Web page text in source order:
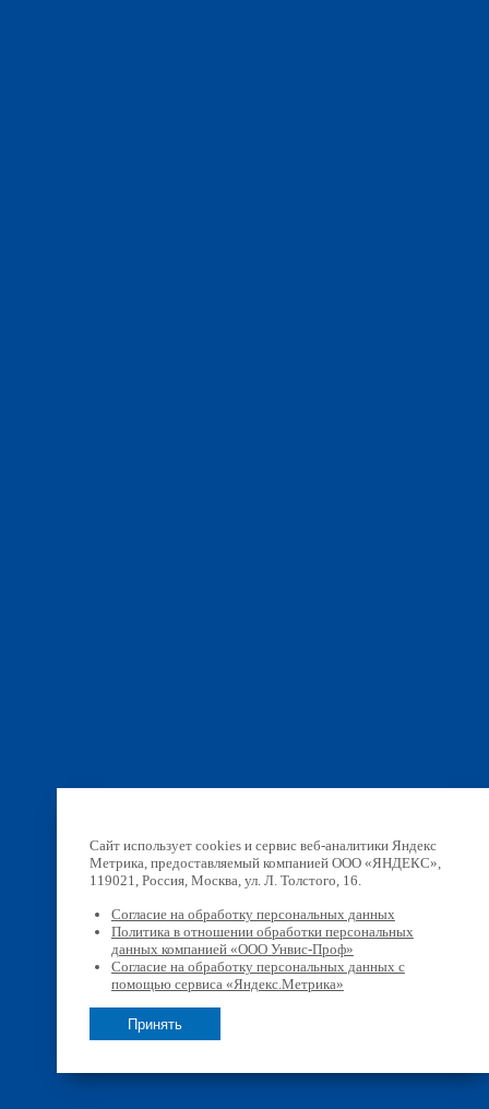
Сайт использует cookies и сервис веб-аналитики Яндекс
Метрика, предоставляемый компанией ООО «ЯНДЕКС»,
119021, Россия, Москва, ул. Л. Толстого, 16.
Согласие на обработку персональных данных
Политика в отношении обработки персональных
данных компанией «ООО Унвис-Проф»
Согласие на обработку персональных данных с
помощью сервиса «Яндекс.Метрика»
Принять